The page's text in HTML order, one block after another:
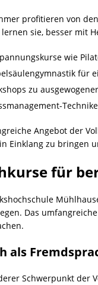
profitieren von
sie, besser mit
wie
für
zu
Angebot der
Einklang zu bringen
für
Das
als
Schwerpunkt der